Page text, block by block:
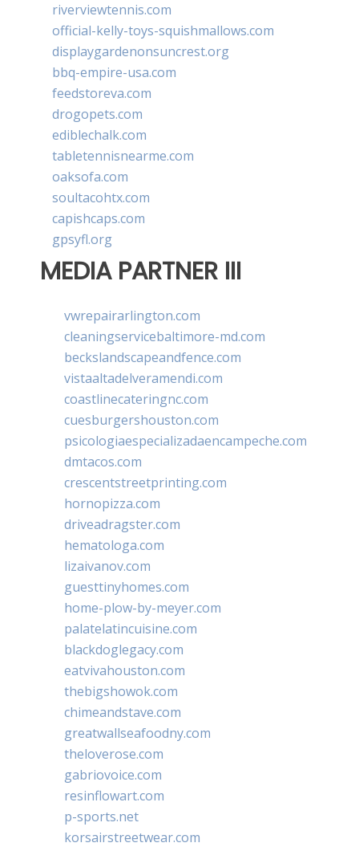
riverviewtennis.com
official-kelly-toys-squishmallows.com
displaygardenonsuncrest.org
bbq-empire-usa.com
feedstoreva.com
drogopets.com
ediblechalk.com
tabletennisnearme.com
oaksofa.com
soultacohtx.com
capishcaps.com
gpsyfl.org
MEDIA PARTNER III
vwrepairarlington.com
cleaningservicebaltimore-md.com
beckslandscapeandfence.com
vistaaltadelveramendi.com
coastlinecateringnc.com
cuesburgershouston.com
psicologiaespecializadaencampeche.com
dmtacos.com
crescentstreetprinting.com
hornopizza.com
driveadragster.com
hematologa.com
lizaivanov.com
guesttinyhomes.com
home-plow-by-meyer.com
palatelatincuisine.com
blackdoglegacy.com
eatvivahouston.com
thebigshowok.com
chimeandstave.com
greatwallseafoodny.com
theloverose.com
gabriovoice.com
resinflowart.com
p-sports.net
korsairstreetwear.com